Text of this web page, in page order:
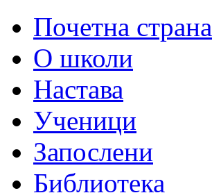
Почетна страна
О школи
Настава
Ученици
Запослени
Библиотека